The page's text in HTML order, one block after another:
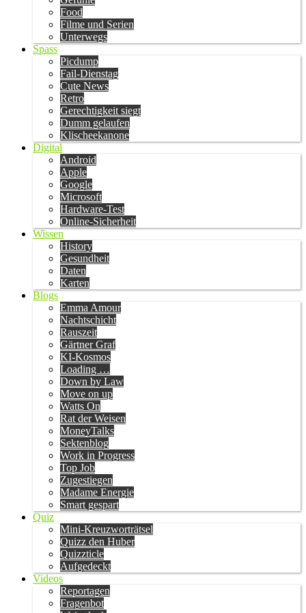
Food
Filme und Serien
Unterwegs
Spass
Picdump
Fail-Dienstag
Cute News
Retro
Gerechtigkeit siegt
Dumm gelaufen
Klischeekanone
Digital
Android
Apple
Google
Microsoft
Hardware-Test
Online-Sicherheit
Wissen
History
Gesundheit
Daten
Karten
Blogs
Emma Amour
Nachtschicht
Rauszeit
Gärtner Graf
KI-Kosmos
Loading …
Down by Law
Move on up
Watts On
Rat der Weisen
MoneyTalks
Sektenblog
Work in Progress
Top Job
Zugestiegen
Madame Energie
Smart gespart
Quiz
Mini-Kreuzworträtsel
Quizz den Huber
Quizzticle
Aufgedeckt
Videos
Reportagen
Fragenbot